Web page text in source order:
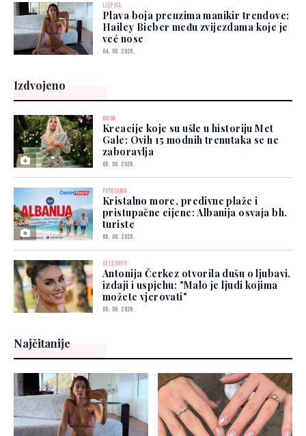
LJEPOTA
Plava boja preuzima manikir trendove:
Hailey Bieber među zvijezdama koje je
već nose
04. 08. 2026.
Izdvojeno
MODA
Kreacije koje su ušle u historiju Met
Gale: Ovih 15 modnih trenutaka se ne
zaboravlja
06. 08. 2026.
PUTOVANJA
Kristalno more, predivne plaže i
pristupačne cijene: Albanija osvaja bh.
turiste
06. 08. 2026.
CELEBRITY
Antonija Čerkez otvorila dušu o ljubavi,
izdaji i uspjehu: "Malo je ljudi kojima
možete vjerovati"
05. 08. 2026.
Najčitanije